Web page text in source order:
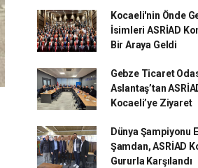
Kocaeli'nin Önde
İsimleri ASRİAD
Bir Araya Geldi
Gebze Ticaret
Aslantaş’tan
Kocaeli’ye Ziyaret
Dünya Şampiyonu
Şamdan, ASRİAD
Gururla Karşılandı